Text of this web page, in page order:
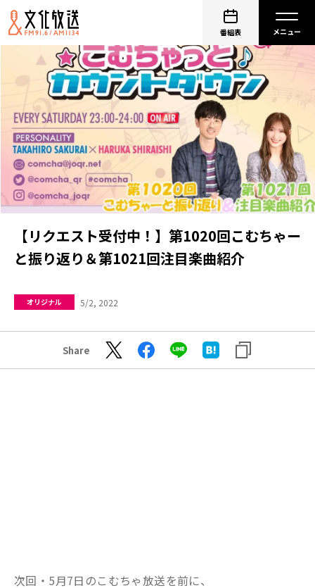
番組表
【リクエスト受付中！】第1020回こむちゃー
と振り返り＆第1021回注目楽曲紹介
オリジナル 5/2, 2022
Share
次回・5月7日のこむちゃ放送を前に、